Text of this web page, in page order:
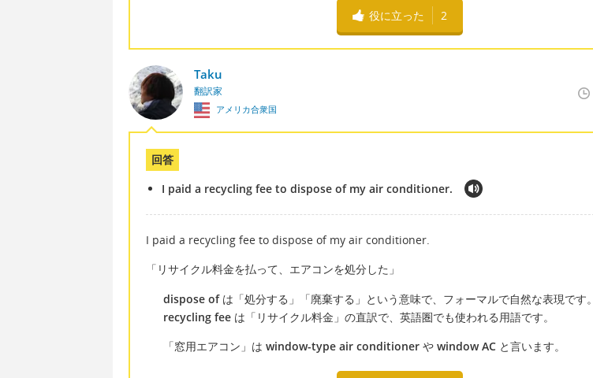
役に立った 2
Taku
翻訳家
アメリカ合衆国
回答
I paid a recycling fee to dispose of my air conditioner.
I paid a recycling fee to dispose of my air conditioner.
「リサイクル料金を払って、エアコンを処分した」
dispose ofは「処分する」「廃棄する」という意味で、フォーマルで自然な表現です。
recycling feeは「リサイクル料金」の直訳で、英語圏でも使われる用語です。
「窓用エアコン」は window-type air conditionerや window ACと言います。